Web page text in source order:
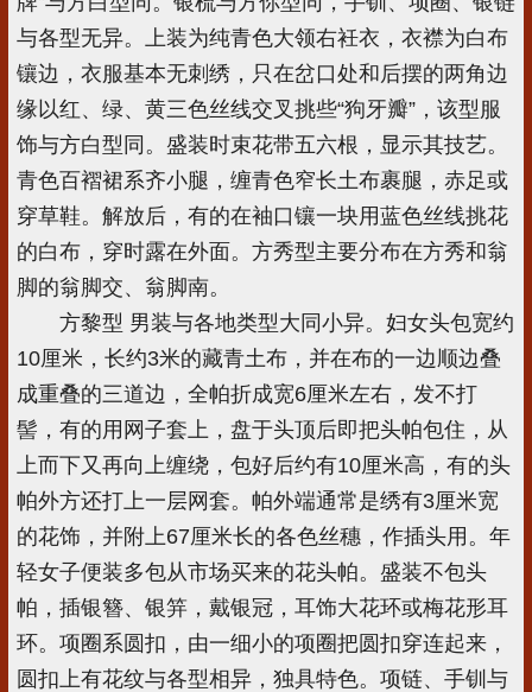
与各型无异。上装为纯青色大领右衽衣，衣襟为白布
镶边，衣服基本无刺绣，只在岔口处和后摆的两角边
缘以红、绿、黄三色丝线交叉挑些“狗牙瓣”，该型服
饰与方白型同。盛装时束花带五六根，显示其技艺。
青色百褶裙系齐小腿，缠青色窄长土布裹腿，赤足或
穿草鞋。解放后，有的在袖口镶一块用蓝色丝线挑花
的白布，穿时露在外面。方秀型主要分布在方秀和翁
脚的翁脚交、翁脚南。
方黎型 男装与各地类型大同小异。妇女头包宽约
10厘米，长约3米的藏青土布，并在布的一边顺边叠
成重叠的三道边，全帕折成宽6厘米左右，发不打
髻，有的用网子套上，盘于头顶后即把头帕包住，从
上而下又再向上缠绕，包好后约有10厘米高，有的头
帕外方还打上一层网套。帕外端通常是绣有3厘米宽
的花饰，并附上67厘米长的各色丝穗，作插头用。年
轻女子便装多包从市场买来的花头帕。盛装不包头
帕，插银簪、银笄，戴银冠，耳饰大花环或梅花形耳
环。项圈系圆扣，由一细小的项圈把圆扣穿连起来，
圆扣上有花纹与各型相异，独具特色。项链、手钏与